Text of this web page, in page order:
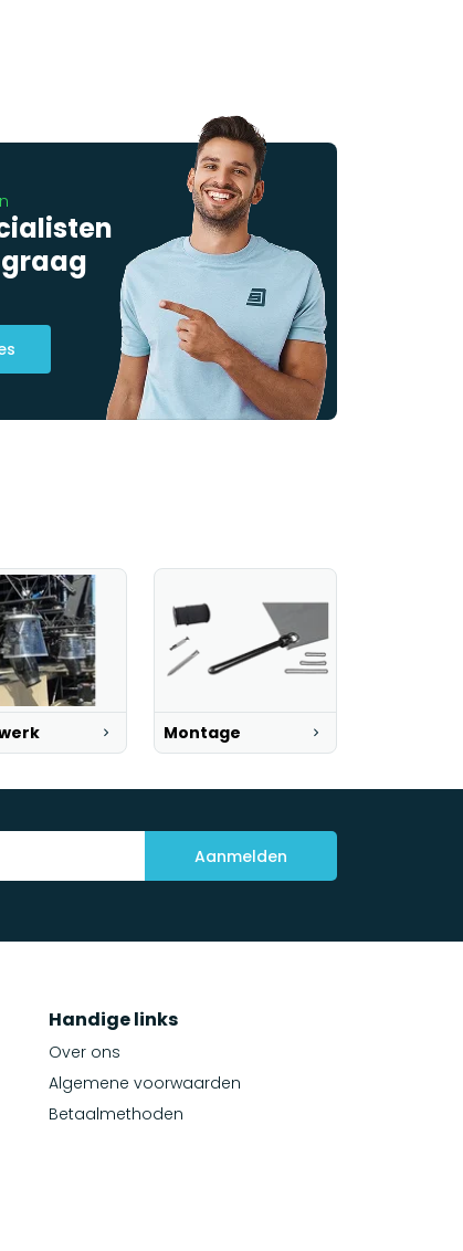
Montage
Aanmelden
Handige links
Over ons
Algemene voorwaarden
Betaalmethoden